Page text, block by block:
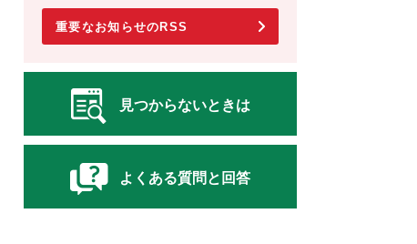
重要なお知らせのRSS
見つからないときは
よくある質問と回答